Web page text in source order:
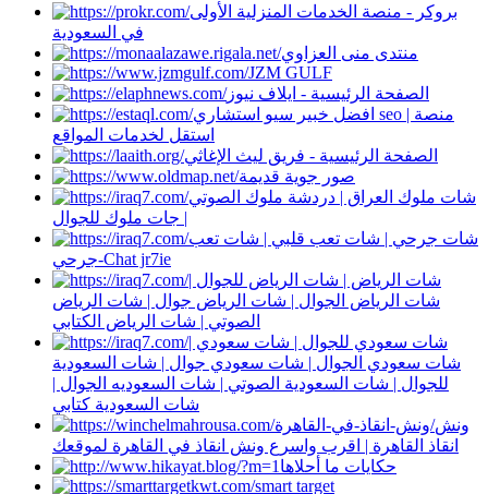
بروكر - منصة الخدمات المنزلية الأولى
في السعودية
منتدى منى العزاوي
JZM GULF
الصفحة الرئيسية - ايلاف نيوز
افضل خبير سيو استشاري seo | منصة
استقل لخدمات المواقع
الصفحة الرئيسية - فريق ليث الإغاثي
صور جوية قديمة
شات ملوك العراق | دردشة ملوك الصوتي
| جات ملوك للجوال
شات جرحي | شات تعب قلبي | شات تعب
جرحي-Chat jr7ie
شات الرياض | شات الرياض للجوال |
شات الرياض الجوال | شات الرياض جوال | شات الرياض
الصوتي | شات الرياض الكتابي
شات سعودي للجوال | شات سعودي |
شات سعودي الجوال | شات سعودي جوال | شات السعودية
للجوال | شات السعودية الصوتي | شات السعوديه الجوال |
شات السعودية كتابي
ونش
انقاذ القاهرة | اقرب واسرع ونش انقاذ في القاهرة لموقعك
حكايات ما أحلاها
smart target